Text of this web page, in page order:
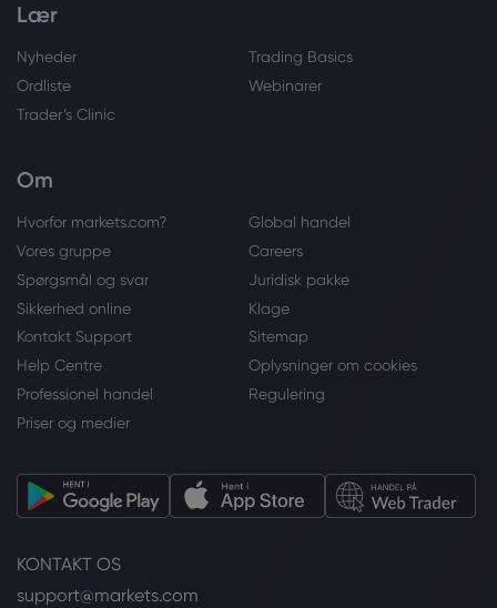
Lær
Nyheder
Trading Basics
Ordliste
Webinarer
Trader’s Clinic
Om
Hvorfor markets.com?
Global handel
Vores gruppe
Careers
Spørgsmål og svar
Juridisk pakke
Sikkerhed online
Klage
Kontakt Support
Sitemap
Help Centre
Oplysninger om cookies
Professionel handel
Regulering
Priser og medier
KONTAKT OS
support@markets.com